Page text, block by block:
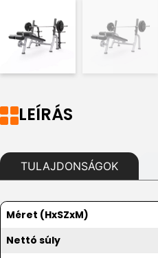
LEÍRÁS
TULAJDONSÁGOK
Méret (HxSZxM)
Nettó súly